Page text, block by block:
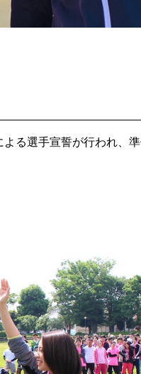
る選手宣誓が行われ、